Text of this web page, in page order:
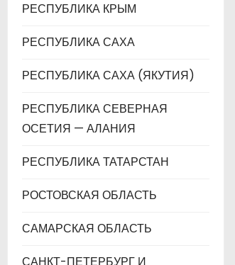
РЕСПУБЛИКА КРЫМ
РЕСПУБЛИКА САХА
РЕСПУБЛИКА САХА (ЯКУТИЯ)
РЕСПУБЛИКА СЕВЕРНАЯ
ОСЕТИЯ — АЛАНИЯ
РЕСПУБЛИКА ТАТАРСТАН
РОСТОВСКАЯ ОБЛАСТЬ
САМАРСКАЯ ОБЛАСТЬ